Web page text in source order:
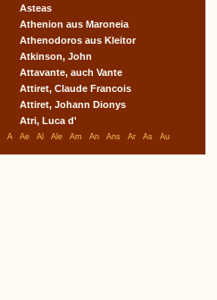
Asteas
Athenion aus Maroneia
Athenodoros aus Kleitor
Atkinson, John
Attavante, auch Vante
Attiret, Claude Francois
Attiret, Johann Dionys
Atri, Luca d'
A Ae Al Ale Am An Ans Ar As Au